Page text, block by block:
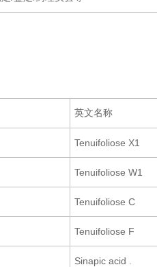
英文名称
Tenuifoliose X1
Tenuifoliose W1
Tenuifoliose C
Tenuifoliose F
Sinapic acid .